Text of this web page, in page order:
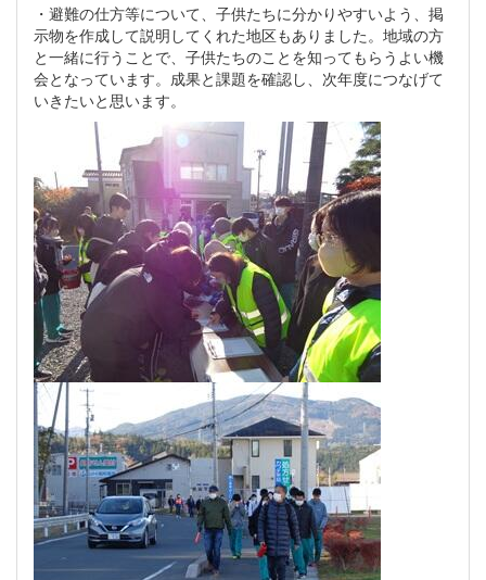
・避難の仕方等について、子供たちに分かりやすいよう、掲
示物を作成して説明してくれた地区もありました。地域の方
と一緒に行うことで、子供たちのことを知ってもらうよい機
会となっています。成果と課題を確認し、次年度につなげて
いきたいと思います。